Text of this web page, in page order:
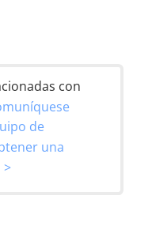
con
de
una
>